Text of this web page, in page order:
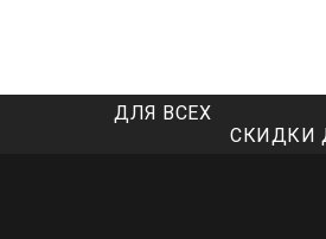
ДЛЯ ВСЕХ
СКИДКИ